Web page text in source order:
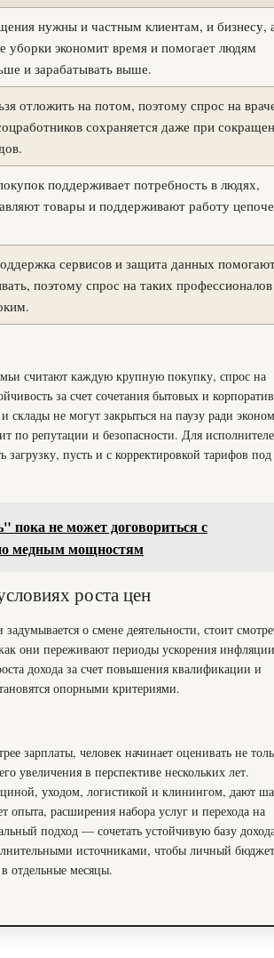
нужны и частным клиентам, и бизнесу,
уборки экономит время и помогает людям
и зарабатывать выше.
отложить на потом, поэтому спрос на
сохраняется даже при
поддерживает потребность в людях,
товары и поддерживают работу
сервисов и защита данных
поэтому спрос на таких профессионалов
считают каждую крупную покупку, спрос на
за счет сочетания бытовых и
склады не могут закрыться на паузу ради
по репутации и безопасности. Для
загрузку, пусть и с корректировкой тарифов под
пока не может договориться с
медным мощностям
роста цен
о смене деятельности, стоит
они переживают периоды ускорения
дохода за счет повышения квалификации и
опорными критериями.
зарплаты, человек начинает оценивать не
увеличения в перспективе нескольких лет.
уходом, логистикой и клинингом, дают
опыта, расширения набора услуг и перехода на
подход — сочетать устойчивую базу
источниками, чтобы личный бюджет
отдельные месяцы.